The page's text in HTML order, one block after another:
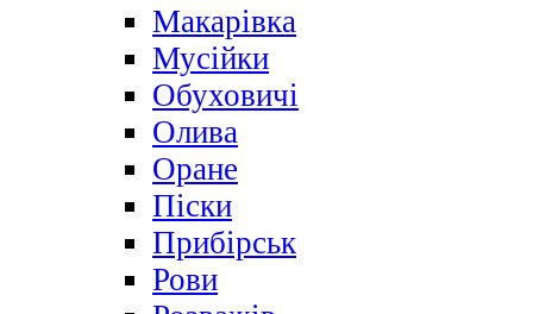
Макарівка
Мусійки
Обуховичі
Олива
Оране
Піски
Прибірськ
Рови